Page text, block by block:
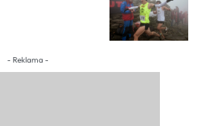
- Reklama -